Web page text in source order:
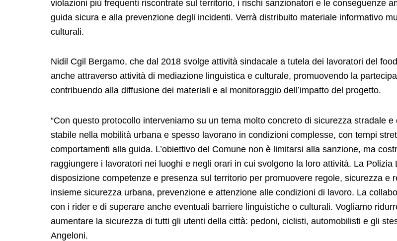
violazioni più frequenti riscontrate sul territorio, i rischi sanzionatori e le conseguenze
guida sicura e alla prevenzione degli incidenti. Verrà distribuito materiale informativo
culturali.
Nidil Cgil Bergamo, che dal 2018 svolge attività sindacale a tutela dei lavoratori del
anche attraverso attività di mediazione linguistica e culturale, promuovendo la
contribuendo alla diffusione dei materiali e al monitoraggio dell’impatto del progetto.
“Con questo protocollo interveniamo su un tema molto concreto di sicurezza stradale
stabile nella mobilità urbana e spesso lavorano in condizioni complesse, con tempi
comportamenti alla guida. L’obiettivo del Comune non è limitarsi alla sanzione, ma
raggiungere i lavoratori nei luoghi e negli orari in cui svolgono la loro attività. La
disposizione competenze e presenza sul territorio per promuovere regole, sicurezza e
insieme sicurezza urbana, prevenzione e attenzione alle condizioni di lavoro. La
con i rider e di superare anche eventuali barriere linguistiche o culturali. Vogliamo
aumentare la sicurezza di tutti gli utenti della città: pedoni, ciclisti, automobilisti e gli
Angeloni.